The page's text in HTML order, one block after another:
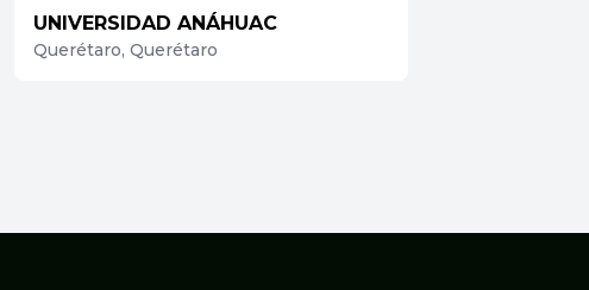
UNIVERSIDAD ANÁHUAC
Querétaro, Querétaro